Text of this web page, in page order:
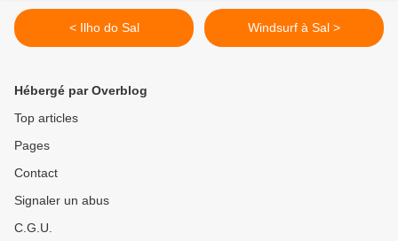
< Ilho do Sal Windsurf à Sal >
Hébergé par Overblog
Top articles
Pages
Contact
Signaler un abus
C.G.U.